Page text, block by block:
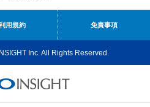
用規約 免責事項
Inc. All Rights Reserved.